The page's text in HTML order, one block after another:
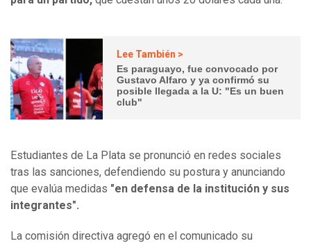
Lee También >
Es paraguayo, fue convocado por
Gustavo Alfaro y ya confirmó su
posible llegada a la U: "Es un buen
club"
Estudiantes de La Plata se pronunció en redes sociales
tras las sanciones, defendiendo su postura y anunciando
que evalúa medidas "en defensa de la institución y sus
integrantes".
La comisión directiva agregó en el comunicado su